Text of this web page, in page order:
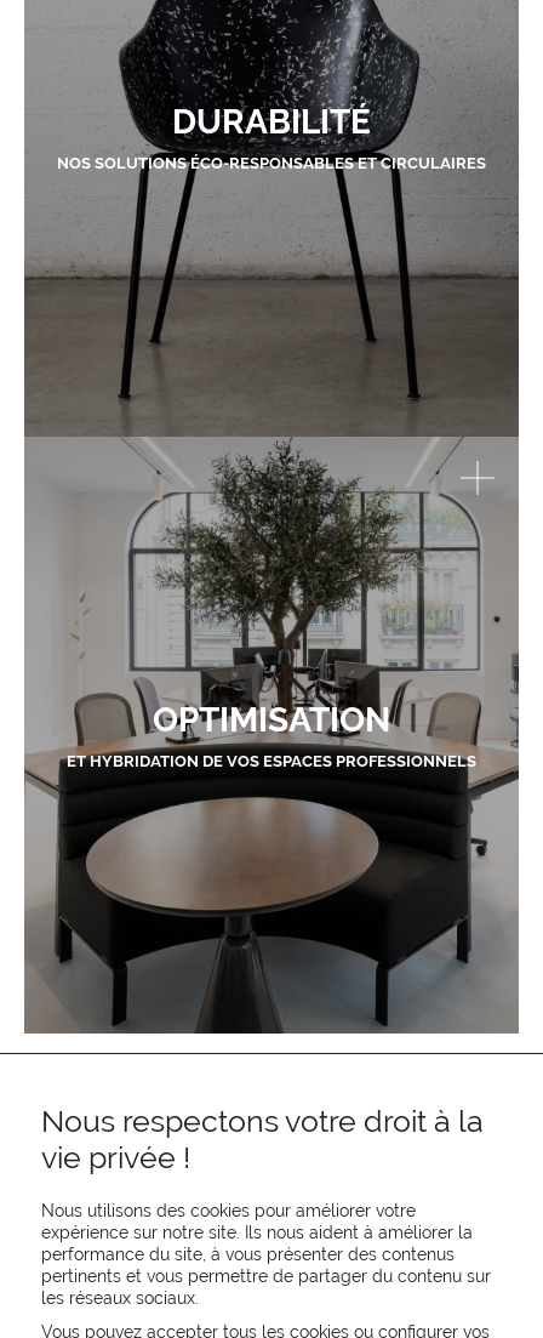
DURABILITÉ
NOS SOLUTIONS ÉCO-RESPONSABLES ET CIRCULAIRES
OPTIMISATION
ET HYBRIDATION DE VOS ESPACES PROFESSIONNELS
REJOIGNEZ-NOUS
CONTACTEZ-NOUS
Nous respectons votre droit à la
vie privée !
Nous utilisons des cookies pour améliorer votre
expérience sur notre site. Ils nous aident à améliorer la
performance du site, à vous présenter des contenus
pertinents et vous permettre de partager du contenu sur
les réseaux sociaux.
Vous pouvez accepter tous les cookies ou configurer vos